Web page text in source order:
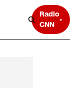
Radio
CNN